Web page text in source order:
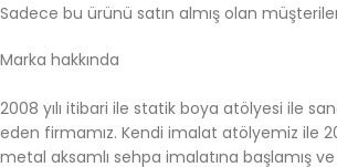
Sadece bu ürünü satın almış olan
Marka hakkında
2008 yılı itibari ile statik boya atölyesi ile
eden firmamız. Kendi imalat atölyemiz ile
metal aksamlı sehpa imalatına başlamış